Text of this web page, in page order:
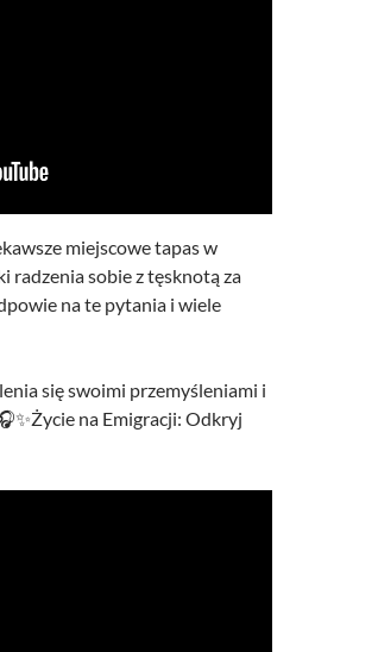
miejscowe tapas w
radzenia sobie z tęsknotą za
na te pytania i wiele
się swoimi przemyśleniami i
na Emigracji: Odkryj